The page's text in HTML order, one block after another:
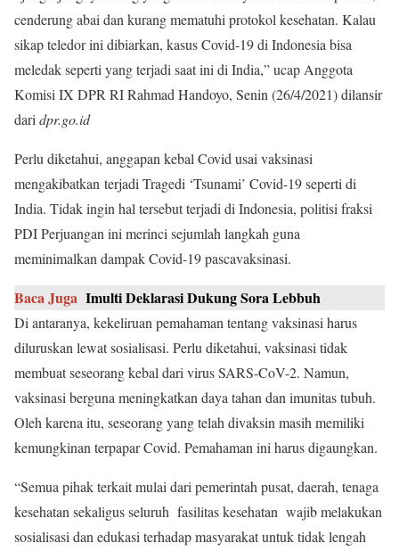
cenderung abai dan kurang mematuhi protokol kesehatan. Kalau
sikap teledor ini dibiarkan, kasus Covid-19 di Indonesia bisa
meledak seperti yang terjadi saat ini di India,” ucap Anggota
Komisi IX DPR RI Rahmad Handoyo, Senin (26/4/2021) dilansir
dari dpr.go.id
Perlu diketahui, anggapan kebal Covid usai vaksinasi
mengakibatkan terjadi Tragedi ‘Tsunami’ Covid-19 seperti di
India. Tidak ingin hal tersebut terjadi di Indonesia, politisi fraksi
PDI Perjuangan ini merinci sejumlah langkah guna
meminimalkan dampak Covid-19 pascavaksinasi.
Baca Juga Imulti Deklarasi Dukung Sora Lebbuh
Di antaranya, kekeliruan pemahaman tentang vaksinasi harus
diluruskan lewat sosialisasi. Perlu diketahui, vaksinasi tidak
membuat seseorang kebal dari virus SARS-CoV-2. Namun,
vaksinasi berguna meningkatkan daya tahan dan imunitas tubuh.
Oleh karena itu, seseorang yang telah divaksin masih memiliki
kemungkinan terpapar Covid. Pemahaman ini harus digaungkan.
“Semua pihak terkait mulai dari pemerintah pusat, daerah, tenaga
kesehatan sekaligus seluruh fasilitas kesehatan wajib melakukan
sosialisasi dan edukasi terhadap masyarakat untuk tidak lengah